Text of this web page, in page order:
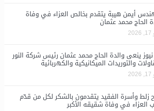
أيمن هيبة يتقدم بخالص العزاء في وفاة
الحاج محمد عثمان
نيوز ينعى والدة الحاج محمد عثمان رئيس شركة النور
والتوريدات الميكانيكية والكهربائية
زلط وأسرة الفقيد يتقدمون بالشكر لكل من قدّم
العزاء في وفاة شقيقه الأكبر